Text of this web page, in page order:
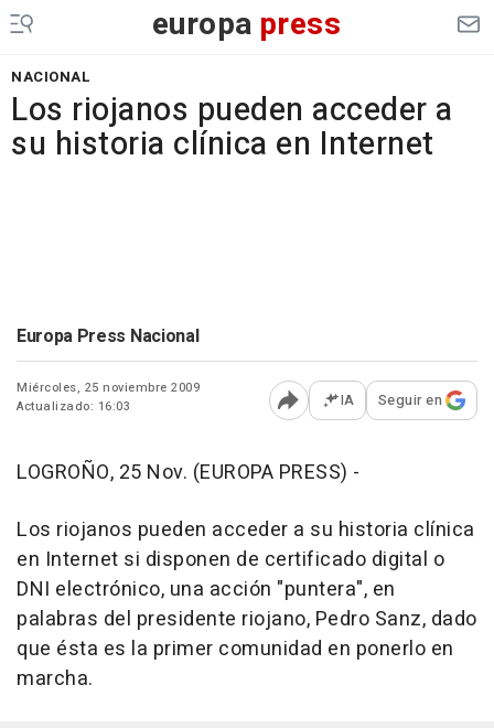
europa press
NACIONAL
Los riojanos pueden acceder a
su historia clínica en Internet
Europa Press Nacional
Miércoles, 25 noviembre 2009
Actualizado: 16:03
Abrir opciones para
IA Seguir en
LOGROÑO, 25 Nov. (EUROPA PRESS) -
Los riojanos pueden acceder a su historia clínica
en Internet si disponen de certificado digital o
DNI electrónico, una acción "puntera", en
palabras del presidente riojano, Pedro Sanz, dado
que ésta es la primer comunidad en ponerlo en
marcha.